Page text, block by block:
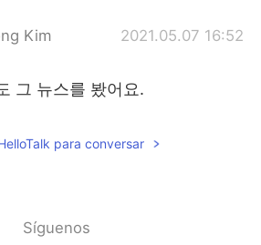
Kim 2021.05.07 16:52
그 뉴스를 봤어요.
para conversar
Síguenos